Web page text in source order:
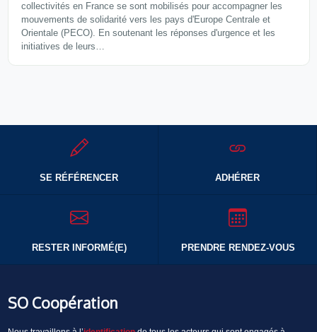
collectivités en France se sont mobilisés pour accompagner les
mouvements de solidarité vers les pays d'Europe Centrale et
Orientale (PECO). En soutenant les réponses d'urgence et les
initiatives de leurs…
SE RÉFÉRENCER ADHÉRER
RESTER INFORMÉ(E) PRENDRE RENDEZ-VOUS
SO Coopération